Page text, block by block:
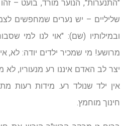
"התנערות", הנוער מורד, בועט – זהו
שליליים – יש נערים שמחפשים
ובמילותיו (שם): "אוי לנו למי
מרושע! מי שמכיר ילדים יודה: לא,
יצר לב האדם איננו רע מנעוריו,
אין ילד שנולד רע. מידות רעות
חינוך מוחמץ.